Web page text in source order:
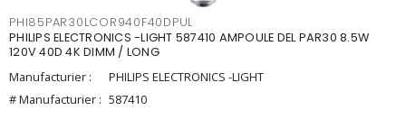
PHI85PAR30LCOR940F40DPUL
PHILIPS ELECTRONICS -LIGHT 587410 AMPOULE DEL PAR30 8.5W
120V 40D 4K DIMM / LONG
Manufacturier :
PHILIPS ELECTRONICS -LIGHT
# Manufacturier : 587410